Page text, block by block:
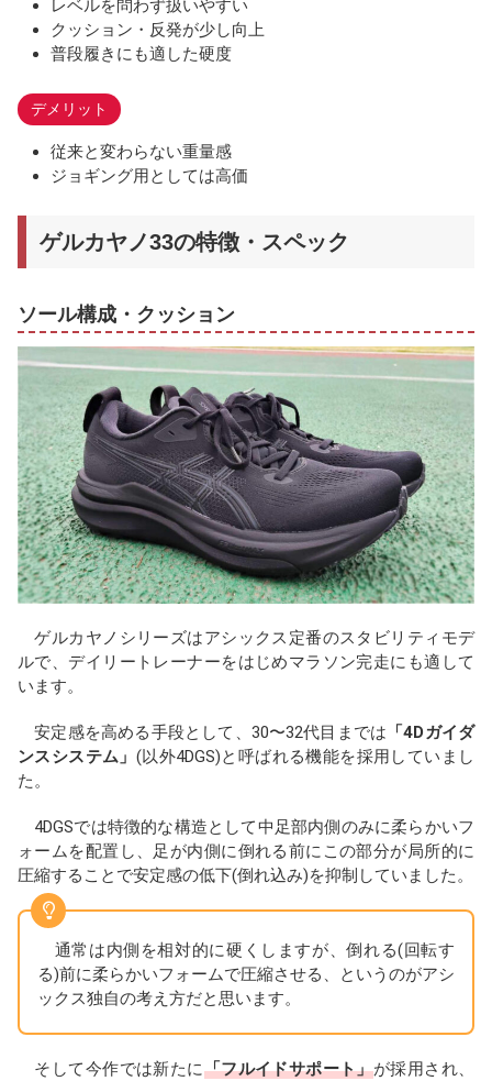
レベルを問わず扱いやすい
クッション・反発が少し向上
普段履きにも適した硬度
デメリット
従来と変わらない重量感
ジョギング用としては高価
ゲルカヤノ33の特徴・スペック
ソール構成・クッション
ゲルカヤノシリーズはアシックス定番のスタビリティモデ
ルで、デイリートレーナーをはじめマラソン完走にも適して
います。
安定感を高める手段として、30〜32代目までは 「4Dガイダ
ンスシステム」 (以外4DGS)と呼ばれる機能を採用していまし
た。
4DGSでは特徴的な構造として中足部内側のみに柔らかいフ
ォームを配置し、足が内側に倒れる前にこの部分が局所的に
圧縮することで安定感の低下(倒れ込み)を抑制していました。
通常は内側を相対的に硬くしますが、倒れる(回転す
る)前に柔らかいフォームで圧縮させる、というのがアシ
ックス独自の考え方だと思います。
そして今作では新たに「フルイドサポート」が採用され、